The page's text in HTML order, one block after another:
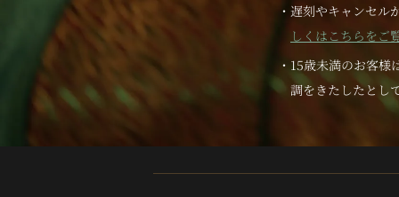
・遅刻やキャンセル
しくはこちらをご
・15歳未満のお客
調をきたしたとし